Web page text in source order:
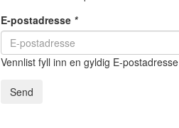
E-postadresse *
Vennlist fyll inn en gyldig E-postadresse
Send